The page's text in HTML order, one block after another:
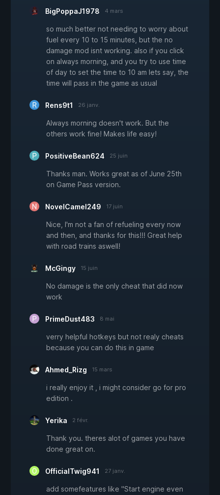
BigPoppaJ1978 4 mars
so much better not needing to worry about
fuel every 10 to 15 minutes, but the no
damage mod isnt working. also if you click
on always morning, and you try to use time
of day to set the time to 10 am lets say, the
time will pass in the game as usual
Rens9t1 26 janv.
Always morning doesn't work. But the
others work fine! Makes life easy!
PositiveBean624 25 juin
Thanks man. Works great as of June 25th
on Game Pass version.
NovelCamel249 17 juin
Nice, I'm not a fan of refueling every now
and then, and thanks for this!!! Great help
with road trains aswell!
McGingy 15 juin
No damage is the only cheat that did now
work
PrimeDust483 8 mai
verry helpful hotkeys but not realy cheats
because you can do this in game
Ahmed_Rizg 15 mars
i really enjoy it , i might consider go for pro
edition .
Yerika 2 févr.
Thank you. theres alot of games you have
done great on.
OfficialTwig941 27 janv.
add somefeatures like "Start engine even